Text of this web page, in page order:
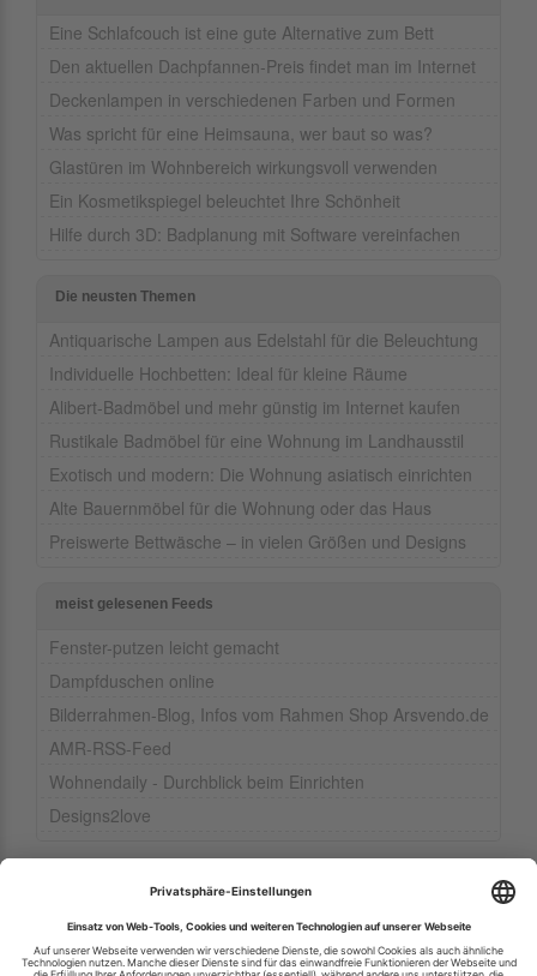
Eine Schlafcouch ist eine gute Alternative zum Bett
Den aktuellen Dachpfannen-Preis findet man im Internet
Deckenlampen in verschiedenen Farben und Formen
Was spricht für eine Heimsauna, wer baut so was?
Glastüren im Wohnbereich wirkungsvoll verwenden
Ein Kosmetikspiegel beleuchtet Ihre Schönheit
Hilfe durch 3D: Badplanung mit Software vereinfachen
Die neusten Themen
Antiquarische Lampen aus Edelstahl für die Beleuchtung
Individuelle Hochbetten: Ideal für kleine Räume
Alibert-Badmöbel und mehr günstig im Internet kaufen
Rustikale Badmöbel für eine Wohnung im Landhausstil
Exotisch und modern: Die Wohnung asiatisch einrichten
Alte Bauernmöbel für die Wohnung oder das Haus
Preiswerte Bettwäsche – in vielen Größen und Designs
meist gelesenen Feeds
Fenster-putzen leicht gemacht
Dampfduschen online
Bilderrahmen-Blog, Infos vom Rahmen Shop Arsvendo.de
AMR-RSS-Feed
Wohnendaily - Durchblick beim Einrichten
Designs2love